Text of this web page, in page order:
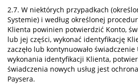
2.7. W niektórych przypadkach
Systemie) i według określonej
Klienta powinien potwierdzić Konto,
lub jej części, wykonać identyfikację
zaczęło lub kontynuowało świadczenie
wykonania identyfikacji Klienta,
świadczenia nowych usług jest
Paysera.